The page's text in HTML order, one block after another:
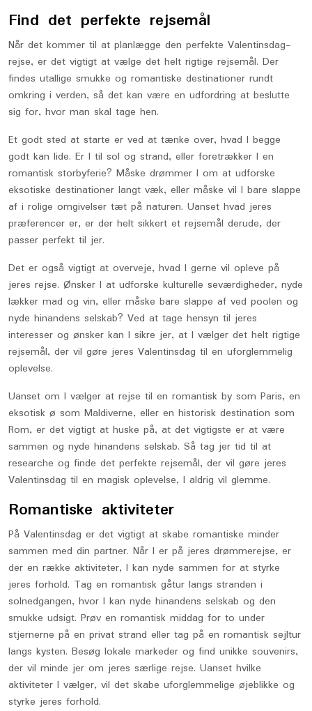
Find det perfekte rejsemål
Når det kommer til at planlægge den perfekte Valentinsdag-
rejse, er det vigtigt at vælge det helt rigtige rejsemål. Der
findes utallige smukke og romantiske destinationer rundt
omkring i verden, så det kan være en udfordring at beslutte
sig for, hvor man skal tage hen.
Et godt sted at starte er ved at tænke over, hvad I begge
godt kan lide. Er I til sol og strand, eller foretrækker I en
romantisk storbyferie? Måske drømmer I om at udforske
eksotiske destinationer langt væk, eller måske vil I bare slappe
af i rolige omgivelser tæt på naturen. Uanset hvad jeres
præferencer er, er der helt sikkert et rejsemål derude, der
passer perfekt til jer.
Det er også vigtigt at overveje, hvad I gerne vil opleve på
jeres rejse. Ønsker I at udforske kulturelle seværdigheder, nyde
lækker mad og vin, eller måske bare slappe af ved poolen og
nyde hinandens selskab? Ved at tage hensyn til jeres
interesser og ønsker kan I sikre jer, at I vælger det helt rigtige
rejsemål, der vil gøre jeres Valentinsdag til en uforglemmelig
oplevelse.
Uanset om I vælger at rejse til en romantisk by som Paris, en
eksotisk ø som Maldiverne, eller en historisk destination som
Rom, er det vigtigt at huske på, at det vigtigste er at være
sammen og nyde hinandens selskab. Så tag jer tid til at
researche og finde det perfekte rejsemål, der vil gøre jeres
Valentinsdag til en magisk oplevelse, I aldrig vil glemme.
Romantiske aktiviteter
På Valentinsdag er det vigtigt at skabe romantiske minder
sammen med din partner. Når I er på jeres drømmerejse, er
der en række aktiviteter, I kan nyde sammen for at styrke
jeres forhold. Tag en romantisk gåtur langs stranden i
solnedgangen, hvor I kan nyde hinandens selskab og den
smukke udsigt. Prøv en romantisk middag for to under
stjernerne på en privat strand eller tag på en romantisk sejltur
langs kysten. Besøg lokale markeder og find unikke souvenirs,
der vil minde jer om jeres særlige rejse. Uanset hvilke
aktiviteter I vælger, vil det skabe uforglemmelige øjeblikke og
styrke jeres forhold.